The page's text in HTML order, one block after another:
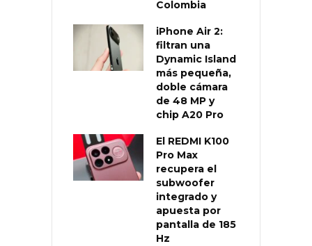
Colombia
iPhone Air 2:
filtran una
Dynamic Island
más pequeña,
doble cámara
de 48 MP y
chip A20 Pro
El REDMI K100
Pro Max
recupera el
subwoofer
integrado y
apuesta por
pantalla de 185
Hz